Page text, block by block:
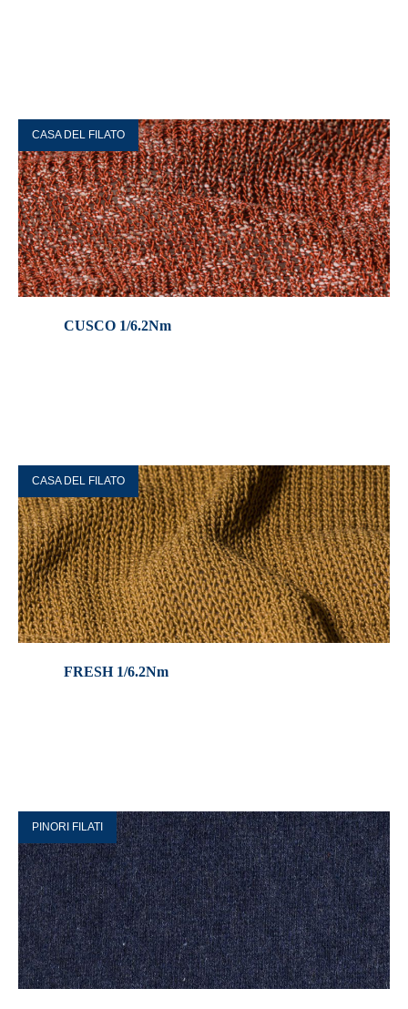
CASA DEL FILATO
CUSCO 1/6.2Nm
CASA DEL FILATO
FRESH 1/6.2Nm
PINORI FILATI